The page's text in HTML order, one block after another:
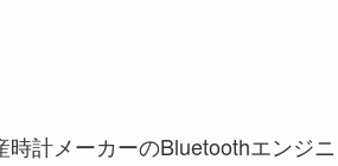
計メーカーのBluetoothエンジニ